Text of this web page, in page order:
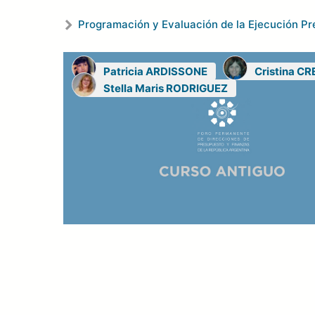
Programación y Evaluación de la Ejecución
Patricia ARDISSONE
Cristina
Stella Maris RODRIGUEZ